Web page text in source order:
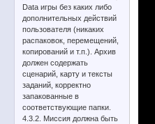
Data игры без каких либо
дополнительных действий
пользователя (никаких
распаковок, перемещений,
копирований и т.п.). Архив
должен содержать
сценарий, карту и тексты
заданий, корректно
запакованные в
соответствующие папки.
4.3.2. Миссия должна быть